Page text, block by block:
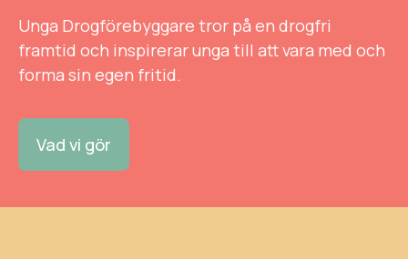
Unga Drogförebyggare tror på en drogfri
framtid och inspirerar unga till att vara med och
forma sin egen fritid.
Vad vi gör